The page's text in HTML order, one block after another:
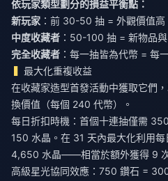
依玩家類型劃分的損益平衡點：
新玩家 ：前 30-50 抽 = 外觀價值高
中度收藏者 ：50-100 抽 = 新物品
完全收藏者 ：每一抽皆為代幣 = 每
最大化重複收益
在收藏家造型首發活動中獲取它們
換價值（每個 240 代幣）。
每日折扣時機：首個十連抽僅需
150 水晶。在 31 天內最大化利用
4,650 水晶——相當於額外獲得 9 次
高級星光協同效應：750 鑽石 =